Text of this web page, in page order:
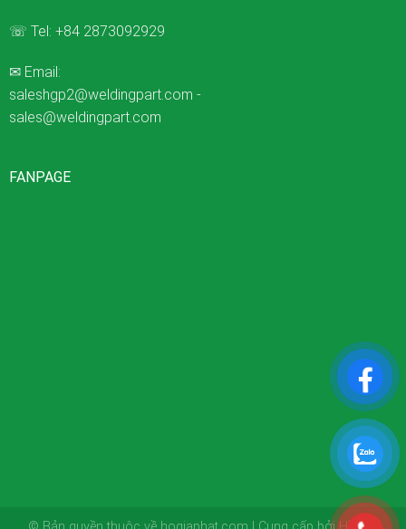
☏ Tel: +84 2873092929
✉ Email:
saleshgp2@weldingpart.com -
sales@weldingpart.com
FANPAGE